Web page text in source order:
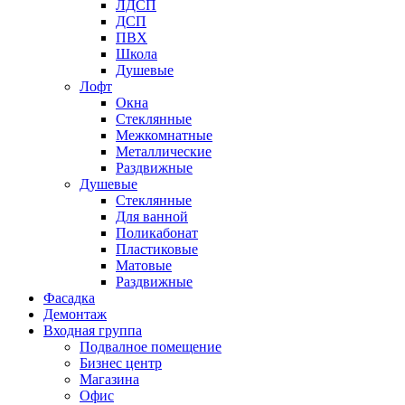
ЛДСП
ДСП
ПВХ
Школа
Душевые
Лофт
Окна
Стеклянные
Межкомнатные
Металлические
Раздвижные
Душевые
Стеклянные
Для ванной
Поликабонат
Пластиковые
Матовые
Раздвижные
Фасадка
Демонтаж
Входная группа
Подвалное помещение
Бизнес центр
Магазина
Офис